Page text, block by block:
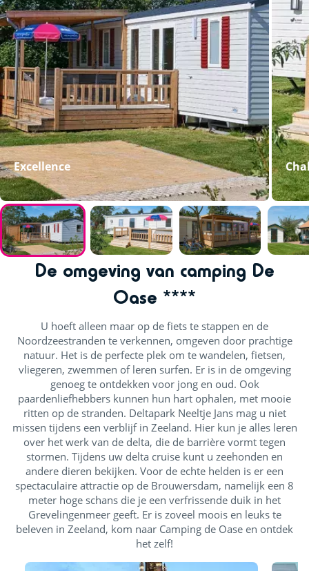
Excellence
De omgeving van camping De
Oase ****
U hoeft alleen maar op de fiets te stappen en de
Noordzeestranden te verkennen, omgeven door prachtige
natuur. Het is de perfecte plek om te wandelen, fietsen,
vliegeren, zwemmen of leren surfen. Er is in de omgeving
genoeg te ontdekken voor jong en oud. Ook
paardenliefhebbers kunnen hun hart ophalen, met mooie
ritten op de stranden. Deltapark Neeltje Jans mag u niet
missen tijdens een verblijf in Zeeland. Hier kun je alles leren
over het werk van de delta, die de barrière vormt tegen
stormen. Tijdens uw delta cruise kunt u zeehonden en
andere dieren bekijken. Voor de echte helden is er een
spectaculaire attractie op de Brouwersdam, namelijk een 8
meter hoge schans die je een verfrissende duik in het
Grevelingenmeer geeft. Er is zoveel moois en leuks te
beleven in Zeeland, kom naar Camping de Oase en ontdek
het zelf!